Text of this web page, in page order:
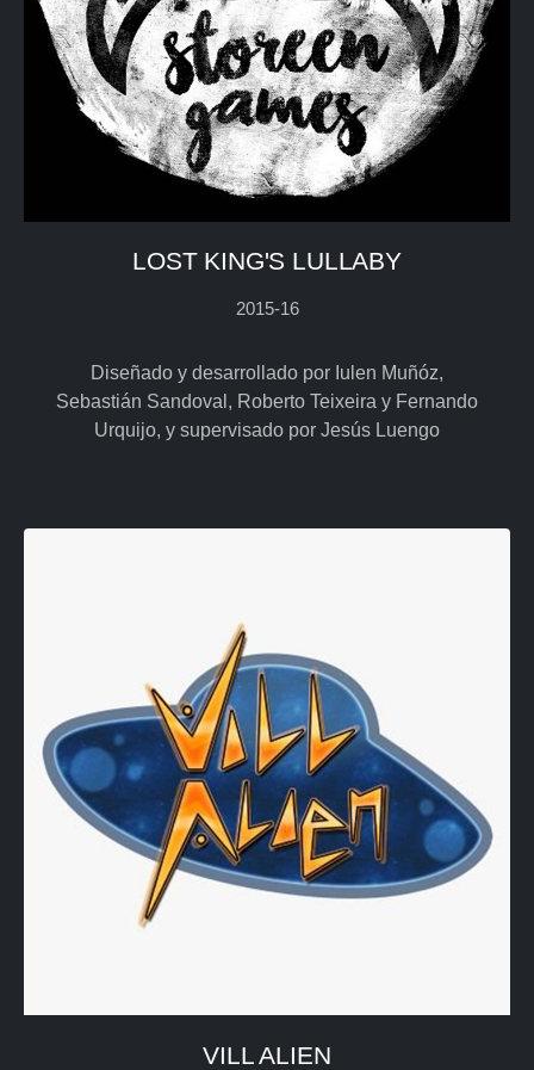
LOST KING'S LULLABY
2015-16
Diseñado y desarrollado por Iulen Muñóz,
Sebastián Sandoval, Roberto Teixeira y Fernando
Urquijo, y supervisado por Jesús Luengo
VILL ALIEN